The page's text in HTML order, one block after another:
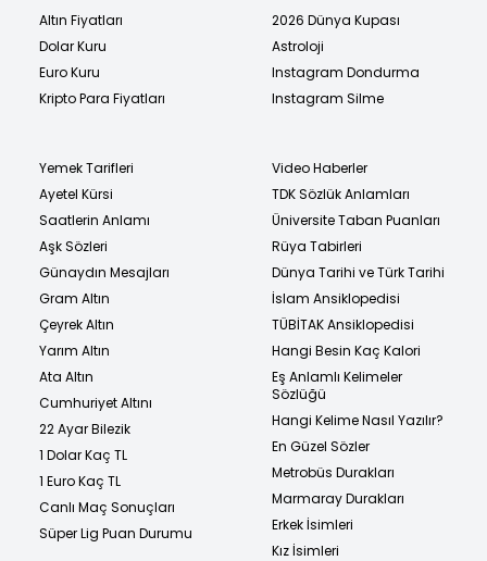
Altın Fiyatları
Dolar Kuru
Euro Kuru
Kripto Para Fiyatları
2026 Dünya Kupası
Astroloji
Instagram Dondurma
Instagram Silme
Yemek Tarifleri
Ayetel Kürsi
Saatlerin Anlamı
Aşk Sözleri
Günaydın Mesajları
Gram Altın
Çeyrek Altın
Yarım Altın
Ata Altın
Cumhuriyet Altını
22 Ayar Bilezik
1 Dolar Kaç TL
1 Euro Kaç TL
Canlı Maç Sonuçları
Süper Lig Puan Durumu
Video Haberler
TDK Sözlük Anlamları
Üniversite Taban Puanları
Rüya Tabirleri
Dünya Tarihi ve Türk Tarihi
İslam Ansiklopedisi
TÜBİTAK Ansiklopedisi
Hangi Besin Kaç Kalori
Eş Anlamlı Kelimeler
Sözlüğü
Hangi Kelime Nasıl Yazılır?
En Güzel Sözler
Metrobüs Durakları
Marmaray Durakları
Erkek İsimleri
Kız İsimleri